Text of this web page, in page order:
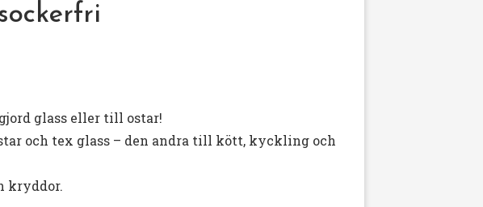
glass eller till ostar!
och tex glass – den andra till kött, kyckling och
kryddor.